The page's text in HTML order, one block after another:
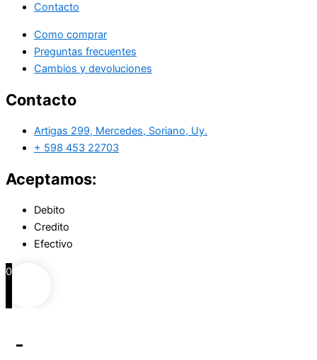
Contacto
Como comprar
Preguntas frecuentes
Cambios y devoluciones
Contacto
Artigas 299, Mercedes, Soriano, Uy.
+ 598 453 22703
Aceptamos:
Debito
Credito
Efectivo
0
0